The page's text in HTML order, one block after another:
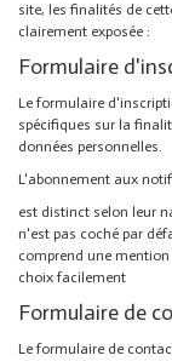
site, les finalités de
clairement exposée :
Formulaire
Le formulaire
spécifiques sur la
données personnelles.
L'abonnement aux
est distinct selon leur
n'est pas coché par
comprend une
choix facilement
Formulaire de
Le formulaire de